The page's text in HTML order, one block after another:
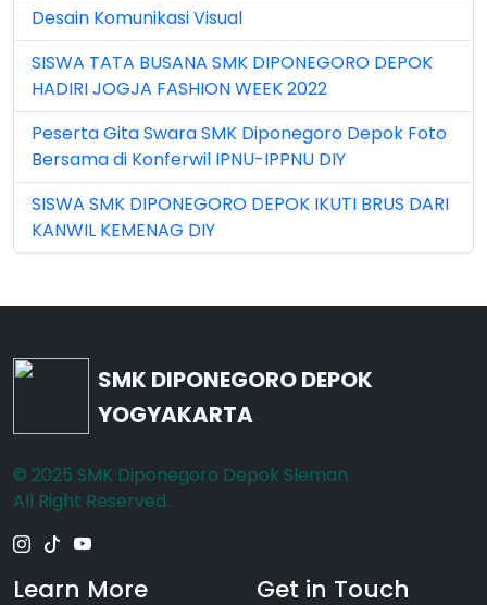
Mar 2024 (1)
Mar 2026 (3)
May 2026 (16)
Nov 2022 (101)
Nov 2023 (5)
Nov 2025 (15)
Sep 2023 (6)
Sep 2024 (7)
Sep 2025 (6)
Desain Komunikasi Visual
SISWA TATA BUSANA SMK DIPONEGORO DEPOK
HADIRI JOGJA FASHION WEEK 2022
Peserta Gita Swara SMK Diponegoro Depok Foto
Bersama di Konferwil IPNU-IPPNU DIY
SISWA SMK DIPONEGORO DEPOK IKUTI BRUS DARI
KANWIL KEMENAG DIY
SMK DIPONEGORO DEPOK
YOGYAKARTA
© 2025 SMK Diponegoro Depok Sleman
All Right Reserved.
Learn More Get in Touch